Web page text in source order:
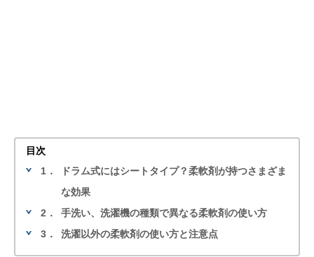
目次
1．
ドラム式にはシートタイプ？柔軟剤が持つさまざま
な効果
2．
手洗い、洗濯機の種類で異なる柔軟剤の使い方
3．
洗濯以外の柔軟剤の使い方と注意点